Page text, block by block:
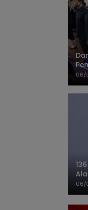
06/
06/